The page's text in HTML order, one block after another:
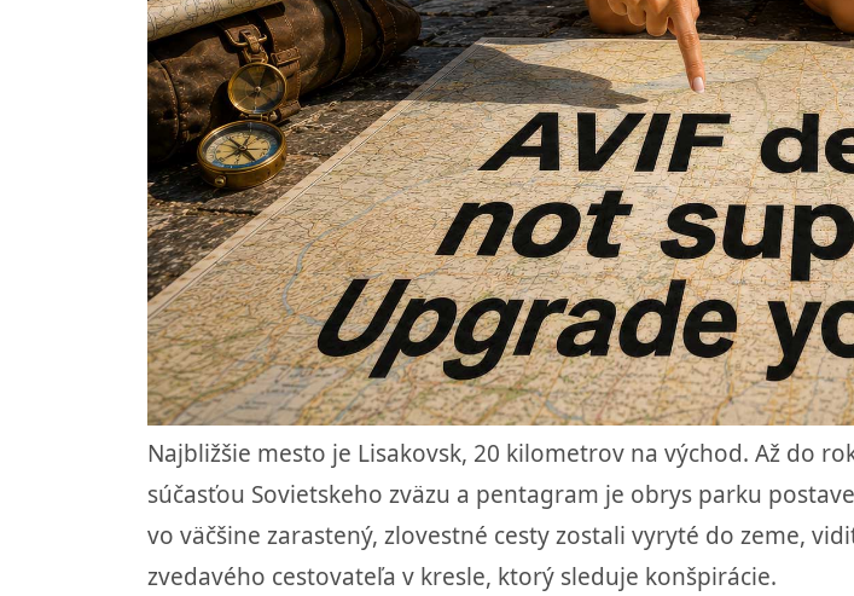
Najbližšie mesto je Lisakovsk, 20 kilometrov na východ. Až do
súčasťou Sovietskeho zväzu a pentagram je obrys parku
vo väčšine zarastený, zlovestné cesty zostali vyryté do zeme,
zvedavého cestovateľa v kresle, ktorý sleduje konšpirácie.